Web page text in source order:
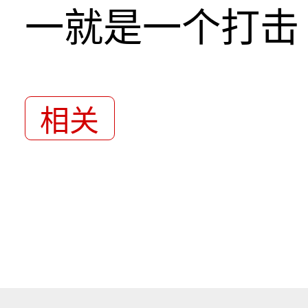
一就是一个打击
相关